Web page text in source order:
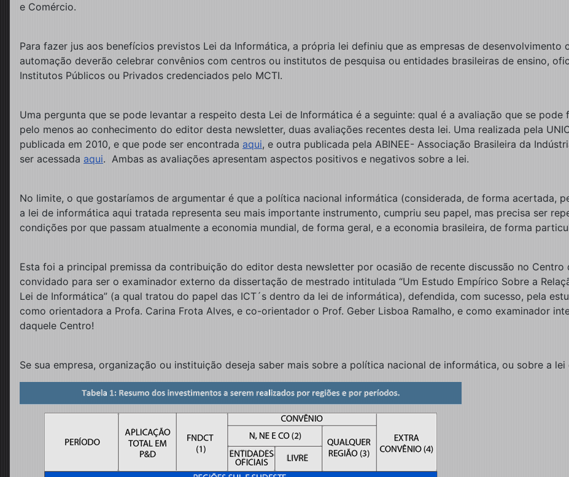
e Comércio.
Para fazer jus aos benefícios previstos Lei da Informática, a própria lei definiu que as empresas de
automação deverão celebrar convênios com centros ou institutos de pesquisa ou entidades brasileiras de ensino,
Institutos Públicos ou Privados credenciados pelo MCTI.
Uma pergunta que se pode levantar a respeito desta Lei de Informática é a seguinte: qual é a avaliação que se
pelo menos ao conhecimento do editor desta newsletter, duas avaliações recentes desta lei. Uma realizada pela
publicada em 2010, e que pode ser encontrada aqui, e outra publicada pela ABINEE- Associação Brasileira da
ser acessada aqui. Ambas as avaliações apresentam aspectos positivos e negativos sobre a lei.
No limite, o que gostaríamos de argumentar é que a política nacional informática (considerada, de forma acertada,
a lei de informática aqui tratada representa seu mais importante instrumento, cumpriu seu papel, mas precisa ser
condições por que passam atualmente a economia mundial, de forma geral, e a economia brasileira, de forma
Esta foi a principal premissa da contribuição do editor desta newsletter por ocasião de recente discussão no
convidado para ser o examinador externo da dissertação de mestrado intitulada “Um Estudo Empírico Sobre a
Lei de Informática” (a qual tratou do papel das ICT´s dentro da lei de informática), defendida, com sucesso, pela
como orientadora a Profa. Carina Frota Alves, e co-orientador o Prof. Geber Lisboa Ramalho, e como examinador
daquele Centro!
Se sua empresa, organização ou instituição deseja saber mais sobre a política nacional de informática, ou sobre a